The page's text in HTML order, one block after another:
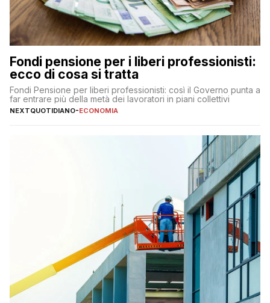
Fondi pensione per i liberi professionisti:
ecco di cosa si tratta
Fondi Pensione per liberi professionisti: così il Governo punta a
far entrare più della metà dei lavoratori in piani collettivi
NEXTQUOTIDIANO-ECONOMIA